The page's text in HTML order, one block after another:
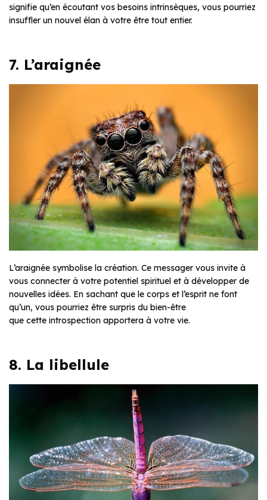
signifie qu’en écoutant vos besoins intrinsèques, vous pourriez
insuffler un nouvel élan à votre être tout entier.
7. L’araignée
L’araignée symbolise la création. Ce messager vous invite à
vous connecter à votre potentiel spirituel et à développer de
nouvelles idées. En sachant que le corps et l’esprit ne font
qu’un, vous pourriez être surpris du bien-être
que cette introspection apportera à votre vie.
8. La libellule